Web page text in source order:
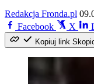
Redakcja Fronda.pl
Facebook
X
Kopiuj link